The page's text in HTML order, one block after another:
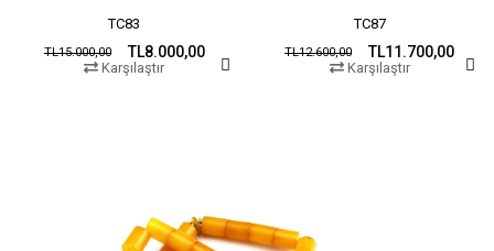
TC83
TL8.000,00
TL15.000,00
Karşılaştır
TC87
TL11.700,00
TL12.600,00
Karşılaştır